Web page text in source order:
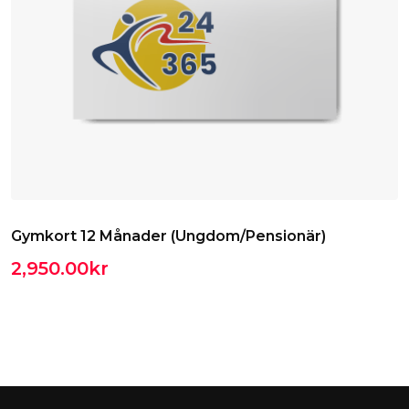
Gymkort 12 Månader (Ungdom/Pensionär)
2,950.00kr